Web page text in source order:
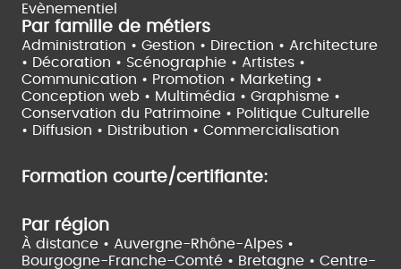
Evènementiel
Par famille de métiers
Administration • Gestion • Direction • Architecture
• Décoration • Scénographie • Artistes •
Communication • Promotion • Marketing •
Conception web • Multimédia • Graphisme •
Conservation du Patrimoine • Politique Culturelle
• Diffusion • Distribution • Commercialisation
Formation courte/certifiante:
Par région
À distance • Auvergne-Rhône-Alpes •
Bourgogne-Franche-Comté • Bretagne • Centre-